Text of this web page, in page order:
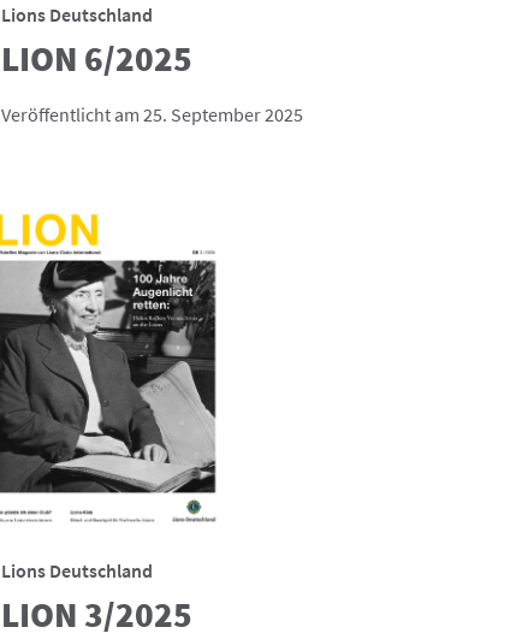
Lions Deutschland
LION 6/2025
Veröffentlicht am 25. September 2025
Lions Deutschland
LION 3/2025